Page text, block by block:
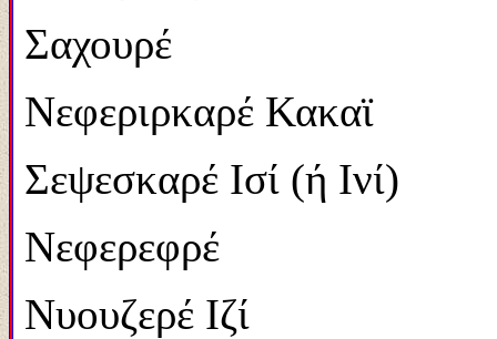
Σαχουρέ
Νεφεριρκαρέ
Σεψεσκαρέ Ισί (ή
Νεφερεφρέ
Νυουζερέ Ιζί